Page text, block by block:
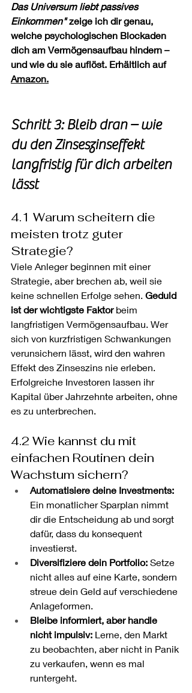
Das Universum liebt passives
Einkommen" zeige ich dir genau,
welche psychologischen Blockaden
dich am Vermögensaufbau hindern –
und wie du sie auflöst. Erhältlich auf
Amazon.
Schritt 3: Bleib dran – wie
du den Zinseszinseffekt
langfristig für dich arbeiten
lässt
4.1 Warum scheitern die
meisten trotz guter
Strategie?
Viele Anleger beginnen mit einer
Strategie, aber brechen ab, weil sie
keine schnellen Erfolge sehen. Geduld
ist der wichtigste Faktor beim
langfristigen Vermögensaufbau. Wer
sich von kurzfristigen Schwankungen
verunsichern lässt, wird den wahren
Effekt des Zinseszins nie erleben.
Erfolgreiche Investoren lassen ihr
Kapital über Jahrzehnte arbeiten, ohne
es zu unterbrechen.
4.2 Wie kannst du mit
einfachen Routinen dein
Wachstum sichern?
Automatisiere deine Investments:
Ein monatlicher Sparplan nimmt
dir die Entscheidung ab und sorgt
dafür, dass du konsequent
investierst.
Diversifiziere dein Portfolio: Setze
nicht alles auf eine Karte, sondern
streue dein Geld auf verschiedene
Anlageformen.
Bleibe informiert, aber handle
nicht impulsiv: Lerne, den Markt
zu beobachten, aber nicht in Panik
zu verkaufen, wenn es mal
runtergeht.